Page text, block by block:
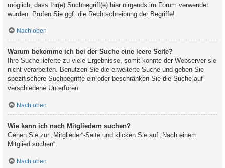
möglich, dass Ihr(e) Suchbegriff(e) hier nirgends im Forum verwendet
wurden. Prüfen Sie ggf. die Rechtschreibung der Begriffe!
Nach oben
Warum bekomme ich bei der Suche eine leere Seite?
Ihre Suche lieferte zu viele Ergebnisse, somit konnte der Webserver sie
nicht verarbeiten. Benutzen Sie die erweiterte Suche und geben Sie
spezifischere Suchbegriffe ein oder beschränken Sie die Suche auf
verschiedene Unterforen.
Nach oben
Wie kann ich nach Mitgliedern suchen?
Gehen Sie zur „Mitglieder“-Seite und klicken Sie auf „Nach einem
Mitglied suchen“.
Nach oben